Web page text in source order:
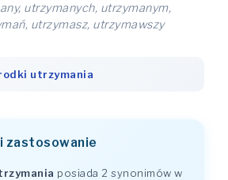
utrzymanych, utrzymanym,
utrzymasz, utrzymawszy
utrzymania
zastosowanie
posiada 2 synonimów w